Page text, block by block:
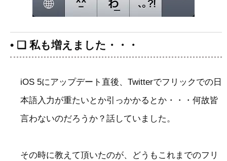
• ❑ 私も増えました・・・
iOS 5にアップデート直後、Twitterでフリックでの日
本語入力が重たいとか引っかかるとか・・・何故皆
言わないのだろうか？話していました。
その時に教えて頂いたのが、どうもこれまでのフリ